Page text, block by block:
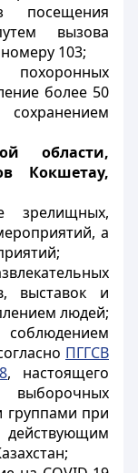
посещения
вызова
103;
более 50
области,
Кокшетау,
зрелищных,
а
выставок и
людей;
ПГГСВ
, настоящего
выборочных
группами при